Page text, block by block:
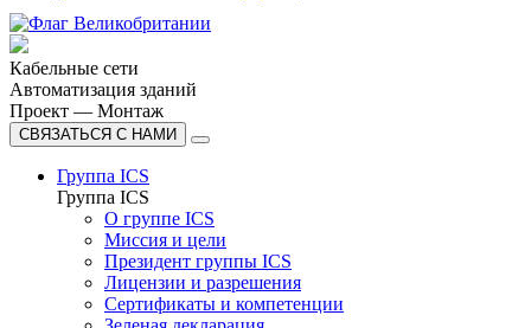
Кабельные сети
Автоматизация зданий
Проект — Монтаж
СВЯЗАТЬСЯ С НАМИ
Группа ICS
Группа ICS
О группе ICS
Миссия и цели
Президент группы ICS
Лицензии и разрешения
Сертификаты и компетенции